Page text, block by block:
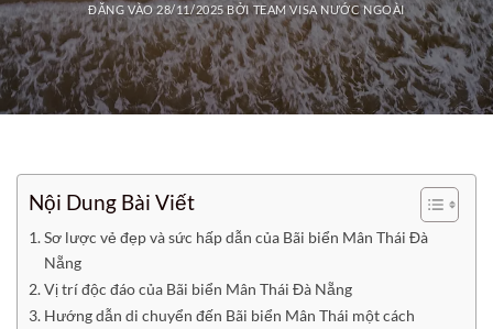
ĐĂNG VÀO28/11/2025 BỞI TEAM VISA NƯỚC NGOÀI
Nội Dung Bài Viết
Sơ lược vẻ đẹp và sức hấp dẫn của Bãi biển Mân Thái Đà
Nẵng
Vị trí độc đáo của Bãi biển Mân Thái Đà Nẵng
Hướng dẫn di chuyển đến Bãi biển Mân Thái một cách